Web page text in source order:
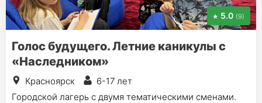
5.0 (9)
Голос будущего. Летние каникулы с
«Наследником»
Красноярск
6-17 лет
Городской лагерь с двумя тематическими сменами.